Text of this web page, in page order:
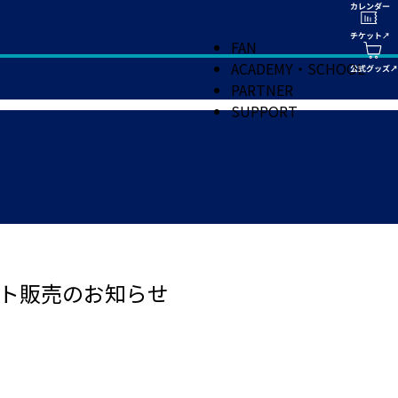
FAN
ACADEMY・SCHOOL
PARTNER
SUPPORT
販売のお知らせ